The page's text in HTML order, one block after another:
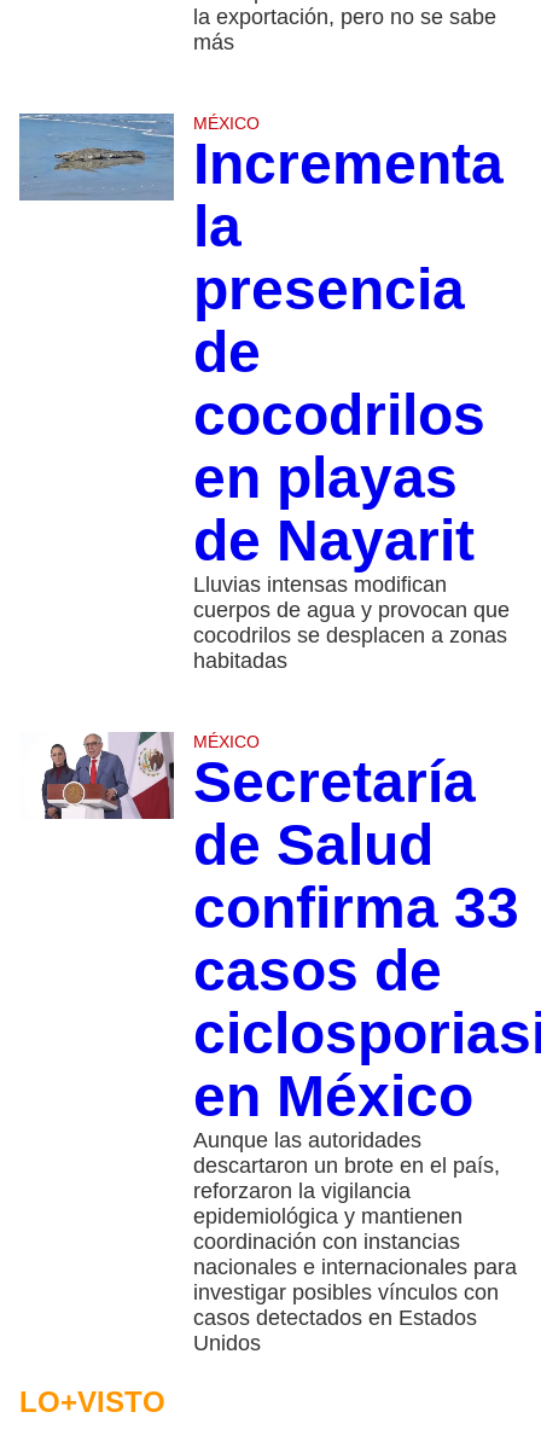
la exportación, pero no se sabe
más
MÉXICO
Incrementa
la
presencia
de
cocodrilos
en playas
de Nayarit
Lluvias intensas modifican
cuerpos de agua y provocan que
cocodrilos se desplacen a zonas
habitadas
MÉXICO
Secretaría
de Salud
confirma 33
casos de
en México
Aunque las autoridades
descartaron un brote en el país,
reforzaron la vigilancia
epidemiológica y mantienen
coordinación con instancias
nacionales e internacionales para
investigar posibles vínculos con
casos detectados en Estados
Unidos
LO+VISTO